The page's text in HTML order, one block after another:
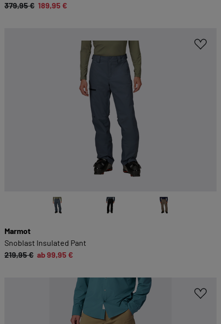
379,95 € 189,95 €
Marmot
Snoblast Insulated Pant
219,95 € ab 99,95 €